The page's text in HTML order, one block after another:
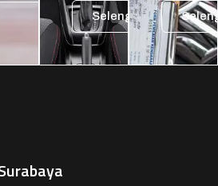
Selengkapnya